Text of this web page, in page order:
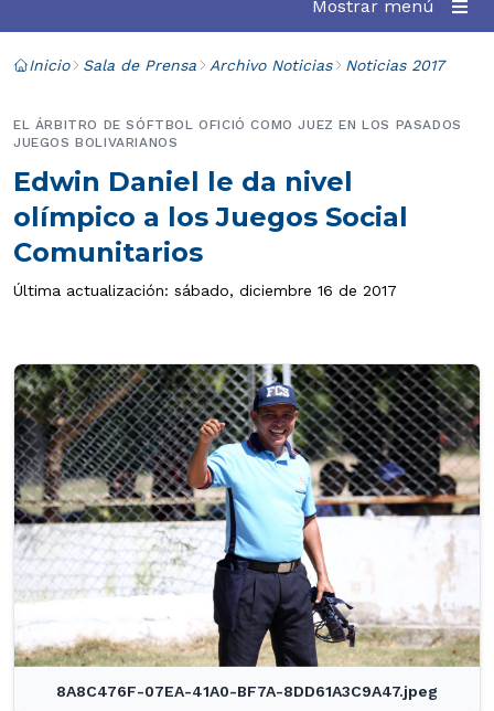
Mostrar menú
Inicio Sala de Prensa Archivo Noticias Noticias 2017
Edwin Daniel le da nivel
olímpico a los Juegos Social
Comunitarios
EL ÁRBITRO DE SÓFTBOL OFICIÓ COMO JUEZ EN LOS PASADOS
JUEGOS BOLIVARIANOS
Última actualización: sábado, diciembre 16 de 2017
8A8C476F-07EA-41A0-BF7A-8DD61A3C9A47.jpeg